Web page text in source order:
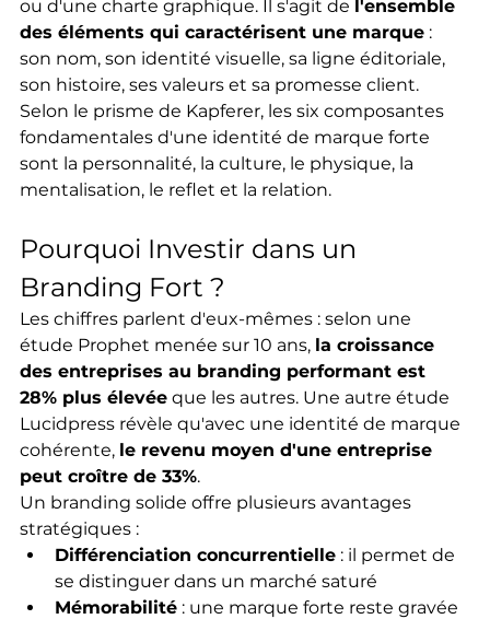
ou d'une charte graphique. Il s'agit de l'ensemble
des éléments qui caractérisent une marque :
son nom, son identité visuelle, sa ligne éditoriale,
son histoire, ses valeurs et sa promesse client.
Selon le prisme de Kapferer, les six composantes
fondamentales d'une identité de marque forte
sont la personnalité, la culture, le physique, la
mentalisation, le reflet et la relation.
Pourquoi Investir dans un
Branding Fort ?
Les chiffres parlent d'eux-mêmes : selon une
étude Prophet menée sur 10 ans, la croissance
des entreprises au branding performant est
28% plus élevée que les autres. Une autre étude
Lucidpress révèle qu'avec une identité de marque
cohérente, le revenu moyen d'une entreprise
peut croître de 33%.
Un branding solide offre plusieurs avantages
stratégiques :
Différenciation concurrentielle : il permet de
se distinguer dans un marché saturé
Mémorabilité : une marque forte reste gravée